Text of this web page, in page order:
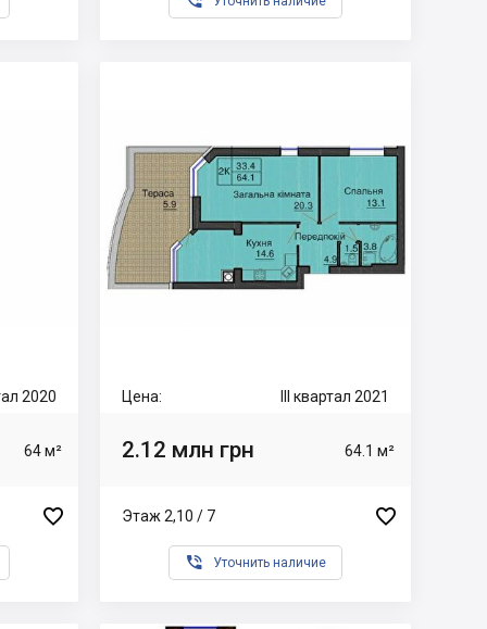
2020
64 м²

Цена: III квартал 2021
2.12 млн грн 64.1 м²
Этаж 2,10 / 7 
 Уточнить наличие